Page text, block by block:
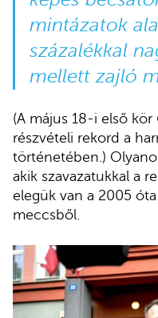
mintázatok
százalékkal
mellett zajló
(A május 18-i első kör
részvételi rekord a
történetében.)
akik szavazatukkal a
elegük van a 2005
meccsből.